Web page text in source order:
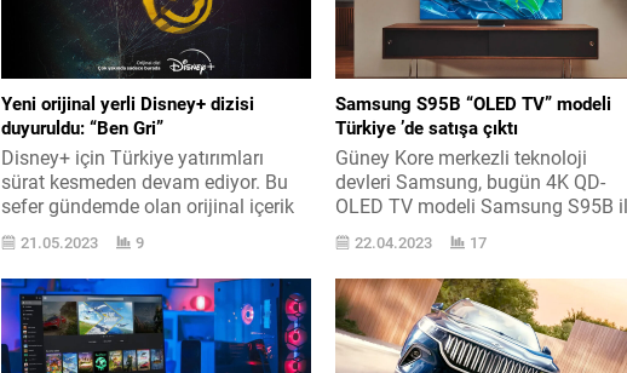
Yeni orijinal yerli Disney+ dizisi
duyuruldu: “Ben Gri”
Disney+ için Türkiye yatırımları
sürat kesmeden devam ediyor. Bu
sefer gündemde olan orijinal içerik
“Ben Gri” oldu. Yeni içeriğin
yukarıyada görebileceğiniz ilk
posterini paylaşan Disney+, yerli dizi
için kendisi şunları aktardı: “The
Walt Disney Company ’nin dijital
yayın platformu Disney+, çok
21.05.2023 9
Samsung S95B “OLED TV” modeli
Türkiye ’de satışa çıktı
Güney Kore merkezli teknoloji
devleri Samsung, bugün 4K QD-
OLED TV modeli Samsung S95B
Türkiye pazarına çıktı. Samsung
uzun zamandır QLED televizyon
modelleri ile ses getiriyor. Ad
benziyor olmasına karşın QLED
modeller OLED ’i değil LCD
teknolojisini temel alıyor. Uzun
22.04.2023 17